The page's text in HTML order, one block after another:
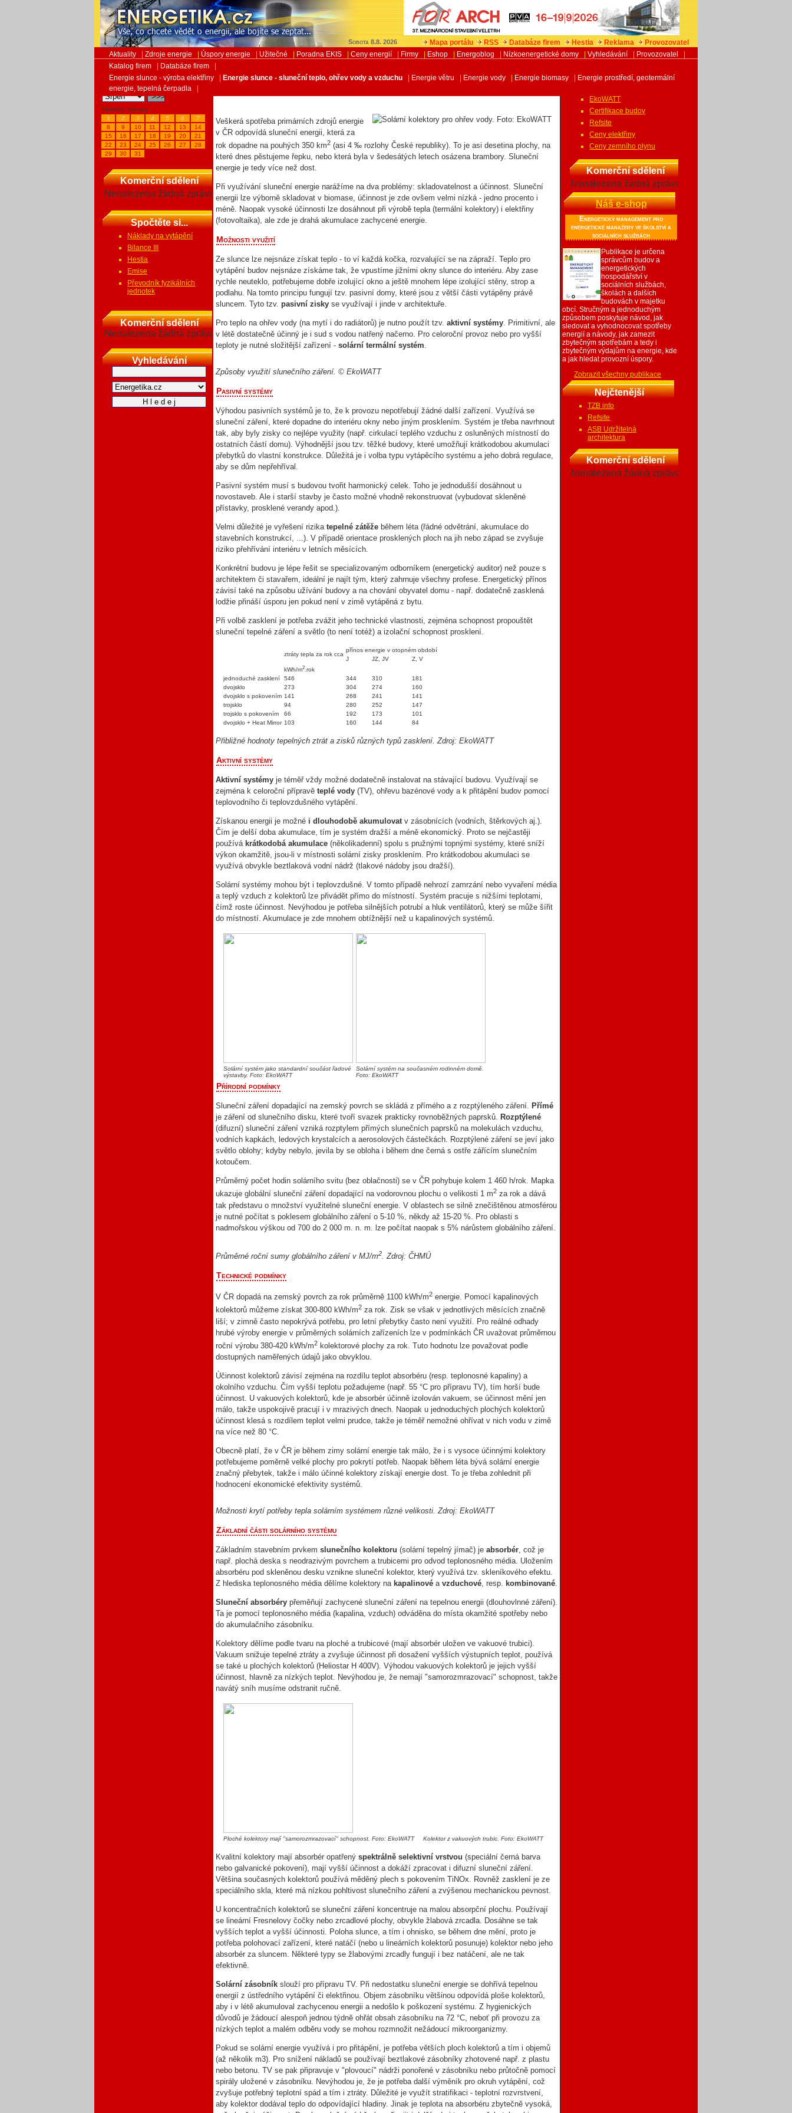
Sobota 8.8. 2026 Mapa portálu RSS Databáze firem Hestia Reklama
Provozovatel
Aktuality
Zdroje energie Úspory energie Užitečné Poradna EKIS Ceny energií Firmy Eshop Energoblog Nízkoenergetické domy Vyhledávání Provozovatel
Katalog firem
Databáze firem
Energie slunce - výroba elektřiny
Energie slunce - sluneční teplo, ohřev vody a vzduchu Energie větru Energie vody Energie biomasy
Energie prostředí, geotermální
energie, tepelná čerpadla
Kalendář akcí
Veletrhy, Výstavy...
1
2 3 4 5 6
7
8
9 10 11 12 13
14
15
16 17 18 19 20
21
22
23 24 25 26 27
28
29
30 31
Komerční sdělení
Nenalezena žádná zpráva
Spočtěte si...
Náklady na vytápění
Bilance III
Hestia
Emise
Převodník fyzikálních
jednotek
Komerční sdělení
Nenalezena žádná zpráva
Vyhledávání
Energie slunce - sluneční teplo, ohřev vody a vzduchu
Veškerá spotřeba primárních zdrojů energie
v ČR odpovídá sluneční energii, která za
rok dopadne na pouhých 350 km2 (asi 4 ‰ rozlohy České republiky). To je asi desetina plochy, na
které dnes pěstujeme řepku, nebo která byla v šedesátých letech osázena brambory. Sluneční
energie je tedy více než dost.
Při využívání sluneční energie narážíme na dva problémy: skladovatelnost a účinnost. Sluneční
energii lze výborně skladovat v biomase, účinnost je zde ovšem velmi nízká - jedno procento i
méně. Naopak vysoké účinnosti lze dosáhnout při výrobě tepla (termální kolektory) i elektřiny
(fotovoltaika), ale zde je drahá akumulace zachycené energie.
Možnosti využití
Ze slunce lze nejsnáze získat teplo - to ví každá kočka, rozvalující se na zápraží. Teplo pro
vytápění budov nejsnáze získáme tak, že vpustíme jižními okny slunce do interiéru. Aby zase
rychle neuteklo, potřebujeme dobře izolující okno a ještě mnohem lépe izolující stěny, strop a
podlahu. Na tomto principu fungují tzv. pasivní domy, které jsou z větší části vytápěny právě
sluncem. Tyto tzv.pasivní zisky se využívají i jinde v architektuře.
Pro teplo na ohřev vody (na mytí i do radiátorů) je nutno použít tzv.aktivní systémy. Primitivní, ale
v létě dostatečně účinný je i sud s vodou natřený načerno. Pro celoroční provoz nebo pro vyšší
teploty je nutné složitější zařízení -solární termální systém.
Způsoby využití slunečního záření. © EkoWATT
Pasivní systémy
Výhodou pasivních systémů je to, že k provozu nepotřebují žádné další zařízení. Využívá se
sluneční záření, které dopadne do interiéru okny nebo jiným prosklením. Systém je třeba navrhnout
tak, aby byly zisky co nejlépe využity (např. cirkulací teplého vzduchu z osluněných místností do
ostatních částí domu). Výhodnější jsou tzv. těžké budovy, které umožňují krátkodobou akumulaci
přebytků do vlastní konstrukce. Důležitá je i volba typu vytápěcího systému a jeho dobrá regulace,
aby se dům nepřehříval.
Pasivní systém musí s budovou tvořit harmonický celek. Toho je jednodušší dosáhnout u
novostaveb. Ale i starší stavby je často možné vhodně rekonstruovat (vybudovat skleněné
přístavky, prosklené verandy apod.).
Velmi důležité je vyřešení rizikatepelné zátěže během léta (řádné odvětrání, akumulace do
stavebních konstrukcí, ...). V případě orientace prosklených ploch na jih nebo západ se zvyšuje
riziko přehřívání interiéru v letních měsících.
Konkrétní budovu je lépe řešit se specializovaným odborníkem (energetický auditor) než pouze s
architektem či stavařem, ideální je najít tým, který zahrnuje všechny profese. Energetický přínos
závisí také na způsobu užívání budovy a na chování obyvatel domu - např. dodatečně zasklená
lodžie přináší úsporu jen pokud není v zimě vytápěná z bytu.
Při volbě zasklení je potřeba zvážit jeho technické vlastnosti, zejména schopnost propouštět
sluneční tepelné záření a světlo (to není totéž) a izolační schopnost prosklení.
ztráty tepla za rok cca
přínos energie v otopném období
J
JZ, JV
Z, V
kWh/m2.rok
jednoduché zasklení
546 344 310
181
dvojsklo
273 304 274
160
dvojsklo s pokovením 141 268 241
141
trojsklo
94 280 252
147
trojsklo s pokovením
66 192 173
101
dvojsklo + Heat Mirror 103 160 144 84
Přibližné hodnoty tepelných ztrát a zisků různých typů zasklení. Zdroj: EkoWATT
Aktivní systémy
Aktivní systémy je téměř vždy možné dodatečně instalovat na stávající budovu. Využívají se
zejména k celoroční přípravěteplé vody (TV), ohřevu bazénové vody a k přitápění budov pomocí
teplovodního či teplovzdušného vytápění.
Získanou energii je možné i dlouhodobě akumulovatv zásobnících (vodních, štěrkových aj.).
Čím je delší doba akumulace, tím je systém dražší a méně ekonomický. Proto se nejčastěji
používá krátkodobá akumulace (několikadenní) spolu s pružnými topnými systémy, které sníží
výkon okamžitě, jsou-li v místnosti solární zisky prosklením. Pro krátkodobou akumulaci se
využívá obvykle beztlaková vodní nádrž (tlakové nádoby jsou dražší).
Solární systémy mohou být i teplovzdušné. V tomto případě nehrozí zamrzání nebo vyvaření média
a teplý vzduch z kolektorů lze přivádět přímo do místností. Systém pracuje s nižšími teplotami,
čímž roste účinnost. Nevýhodou je potřeba silnějších potrubí a hluk ventilátorů, který se může šířit
do místností. Akumulace je zde mnohem obtížnější než u kapalinových systémů.
Solární systém jako standardní součást řadové
výstavby. Foto: EkoWATT
Solární systém na současném rodinném domě.
Foto: EkoWATT
Přírodní podmínky
Sluneční záření dopadající na zemský povrch se skládá z přímého a z rozptýleného záření. Přímé
je záření od slunečního disku, které tvoří svazek prakticky rovnoběžných paprsků. Rozptýlené
(difuzní) sluneční záření vzniká rozptylem přímých slunečních paprsků na molekulách vzduchu,
vodních kapkách, ledových krystalcích a aerosolových částečkách. Rozptýlené záření se jeví jako
světlo oblohy; kdyby nebylo, jevila by se obloha i během dne černá s ostře zářícím slunečním
kotoučem.
Průměrný počet hodin solárního svitu (bez oblačnosti) se v ČR pohybuje kolem 1 460 h/rok. Mapka
ukazuje globální sluneční záření dopadající na vodorovnou plochu o velikosti 1 m2 za rok a dává
tak představu o množství využitelné sluneční energie. V oblastech se silně znečištěnou atmosférou
je nutné počítat s poklesem globálního záření o 5-10 %, někdy až 15-20 %. Pro oblasti s
nadmořskou výškou od 700 do 2 000 m. n. m. lze počítat naopak s 5% nárůstem globálního záření.
Průměrné roční sumy globálního záření v MJ/m2 . Zdroj: ČHMÚ
Technické podmínky
V ČR dopadá na zemský povrch za rok průměrně 1100 kWh/m2 energie. Pomocí kapalinových
kolektorů můžeme získat 300-800 kWh/m2 za rok. Zisk se však v jednotlivých měsících značně
liší; v zimně často nepokrývá potřebu, pro letní přebytky často není využití. Pro reálné odhady
hrubé výroby energie v průměrných solárních zařízeních lze v podmínkách ČR uvažovat průměrnou
roční výrobu 380-420 kWh/m2 kolektorové plochy za rok. Tuto hodnotu lze považovat podle
dostupných naměřených údajů jako obvyklou.
Účinnost kolektorů závisí zejména na rozdílu teplot absorbéru (resp. teplonosné kapaliny) a
okolního vzduchu. Čím vyšší teplotu požadujeme (např. 55 °C pro přípravu TV), tím horší bude
účinnost. U vakuových kolektorů, kde je absorbér účinně izolován vakuem, se účinnost mění jen
málo, takže uspokojivě pracují i v mrazivých dnech. Naopak u jednoduchých plochých kolektorů
účinnost klesá s rozdílem teplot velmi prudce, takže je téměř nemožné ohřívat v nich vodu v zimě
na více než 80 °C.
Obecně platí, že v ČR je během zimy solární energie tak málo, že i s vysoce účinnými kolektory
potřebujeme poměrně velké plochy pro pokrytí potřeb. Naopak během léta bývá solární energie
značný přebytek, takže i málo účinné kolektory získají energie dost. To je třeba zohlednit při
hodnocení ekonomické efektivity systémů.
Možnosti krytí potřeby tepla solárním systémem různé velikosti. Zdroj: EkoWATT
Základní části solárního systému
Základním stavebním prvkemslunečního kolektoru (solární tepelný jímač) jeabsorbér , což je
např. plochá deska s neodrazivým povrchem a trubicemi pro odvod teplonosného média. Uložením
absorbéru pod skleněnou desku vznikne sluneční kolektor, který využívá tzv. skleníkového efektu.
Z hlediska teplonosného média dělíme kolektory na kapalinové avzduchové , resp. kombinované
Sluneční absorbéry přeměňují zachycené sluneční záření na tepelnou energii (dlouhovlnné záření).
Ta je pomocí teplonosného média (kapalina, vzduch) odváděna do místa okamžité spotřeby nebo
do akumulačního zásobníku.
Kolektory dělíme podle tvaru na ploché a trubicové (mají absorbér uložen ve vakuové trubici).
Vakuum snižuje tepelné ztráty a zvyšuje účinnost při dosažení vyšších výstupních teplot, používá
se také u plochých kolektorů (Heliostar H 400V). Výhodou vakuových kolektorů je jejich vyšší
účinnost, hlavně za nízkých teplot. Nevýhodou je, že nemají "samorozmrazovací" schopnost, takže
navátý sníh musíme odstranit ručně.
Ploché kolektory mají "samorozmrazovací" schopnost. Foto: EkoWATT Kolektor z vakuových trubic. Foto: EkoWATT
Kvalitní kolektory mají absorbér opatřenýspektrálně selektivní vrstvou (speciální černá barva
nebo galvanické pokovení), mají vyšší účinnost a dokáží zpracovat i difuzní sluneční záření.
Většina současných kolektorů používá měděný plech s pokovením TiNOx. Rovněž zasklení je ze
speciálního skla, které má nízkou pohltivost slunečního záření a zvýšenou mechanickou pevnost.
U koncentračních kolektorů se sluneční záření koncentruje na malou absorpční plochu. Používají
se lineární Fresnelovy čočky nebo zrcadlové plochy, obvykle žlabová zrcadla. Dosáhne se tak
vyšších teplot a vyšší účinnosti. Poloha slunce, a tím i ohnisko, se během dne mění, proto je
potřeba polohovací zařízení, které natáčí (nebo u lineárních kolektorů posunuje) kolektor nebo jeho
absorbér za sluncem. Některé typy se žlabovými zrcadly fungují i bez natáčení, ale ne tak
efektivně.
Solární zásobník slouží pro přípravu TV. Při nedostatku sluneční energie se dohřívá tepelnou
energií z ústředního vytápění či elektřinou. Objem zásobníku většinou odpovídá ploše kolektorů,
aby i v létě akumuloval zachycenou energii a nedošlo k poškození systému. Z hygienických
důvodů je žádoucí alespoň jednou týdně ohřát obsah zásobníku na 72 °C, neboť při provozu za
nízkých teplot a malém odběru vody se mohou rozmnožit nežádoucí mikroorganizmy.
Pokud se solární energie využívá i pro přitápění, je potřeba větších ploch kolektorů a tím i objemů
(až několik m3). Pro snížení nákladů se používají beztlakové zásobníky zhotovené např. z plastu
nebo betonu. TV se pak připravuje v "plovoucí" nádrži ponořené v zásobníku nebo průtočně pomocí
spirály uložené v zásobníku. Nevýhodou je, že je potřeba další výměník pro okruh vytápění, což
zvyšuje potřebný teplotní spád a tím i ztráty. Důležité je využít stratifikaci - teplotní rozvrstvení,
aby kolektor dodával teplo do odpovídající hladiny. Jinak je teplota na absorbéru zbytečně vysoká,
Doporučujeme
EkoWATT
Certifikace budov
Refsite
Ceny elektřiny
Ceny zemního plynu
Komerční sdělení
Nenalezena žádná zpráva
Náš e-shop
Energetický management pro
energetické manažery ve školství a
sociálních službách
Publikace je určena
správcům budov a
energetických
hospodářství v
sociálních službách,
školách a dalších
budovách v majetku
obcí. Stručným a jednoduchým
způsobem poskytuje návod, jak
sledovat a vyhodnocovat spotřeby
energií a návody, jak zamezit
zbytečným spotřebám a tedy i
zbytečným výdajům na energie, kde
a jak hledat provozní úspory.
Zobrazit všechny publikace
Nejčtenější
TZB info
Refsite
ASB Udržitelná
architektura
Komerční sdělení
Nenalezena žádná zpráva